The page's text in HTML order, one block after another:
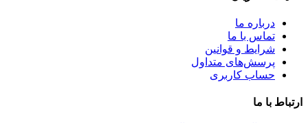
درباره ما
تماس با ما
شرایط و قوانین
پرسش‌های متداول
حساب کاربری
ارتباط با ما